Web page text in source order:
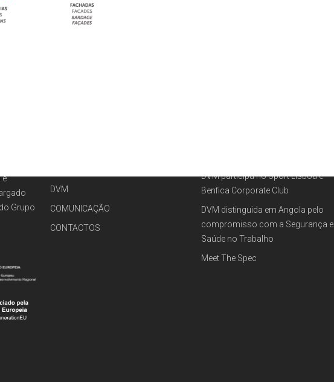
e
Grupo
DVM
COMUNICAÇÃO
CONTACTOS
DVM participa no Sport Lisboa e
Benfica Corporate Club
DVM distinguida em Angola pelo
compromisso com a Segurança e
Saúde no Trabalho
Meet The Spec